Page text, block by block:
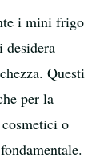
i mini frigo
Questi
per la
o